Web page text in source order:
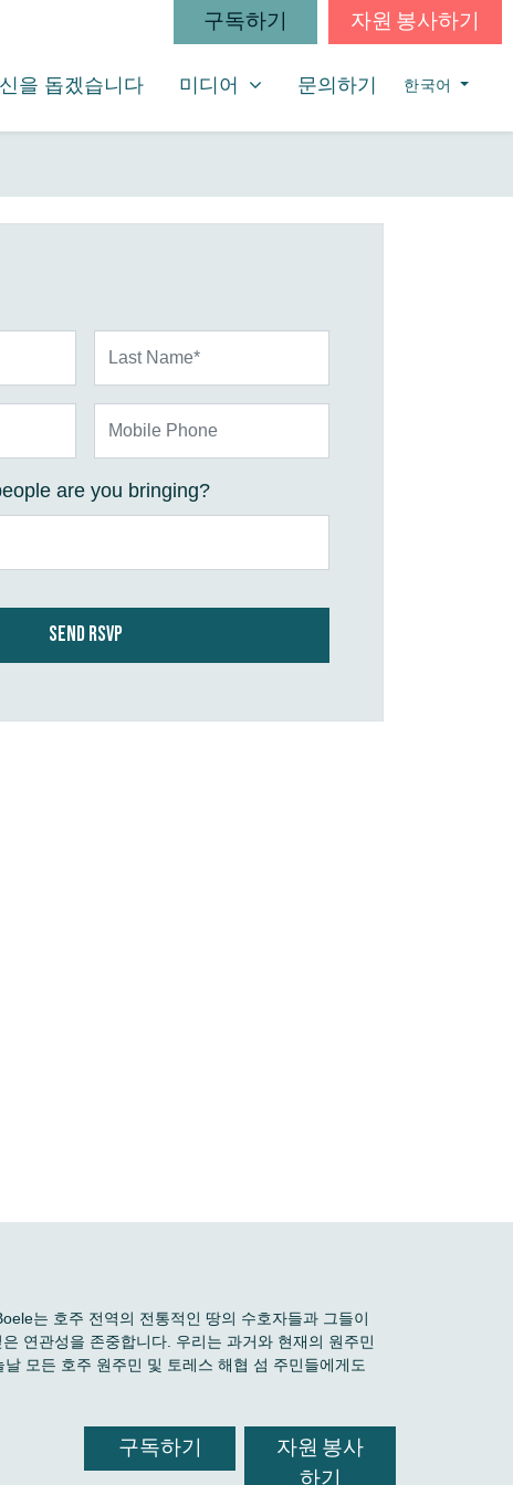
구독하기 자원 봉사하기
을 돕겠습니다 미디어
SHOW SUBMENU FOR
미디어 문의하기 한국어
are you bringing?
는 호주 전역의 전통적인 땅의 수호자들과 그들이
연관성을 존중합니다. 우리는 과거와 현재의 원주민
모든 호주 원주민 및 토레스 해협 섬 주민들에게도
구독하기
자원 봉사
하기